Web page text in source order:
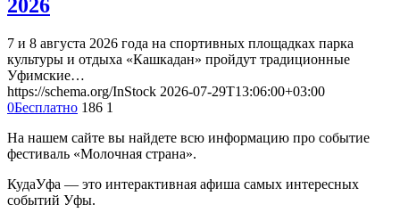
2026
7 и 8 августа 2026 года на спортивных площадках парка
культуры и отдыха «Кашкадан» пройдут традиционные
Уфимские…
https://schema.org/InStock 2026-07-29T13:06:00+03:00
0Бесплатно 186 1
На нашем сайте вы найдете всю информацию про событие
фестиваль «Молочная страна».
КудаУфа — это интерактивная афиша самых интересных
событий Уфы.